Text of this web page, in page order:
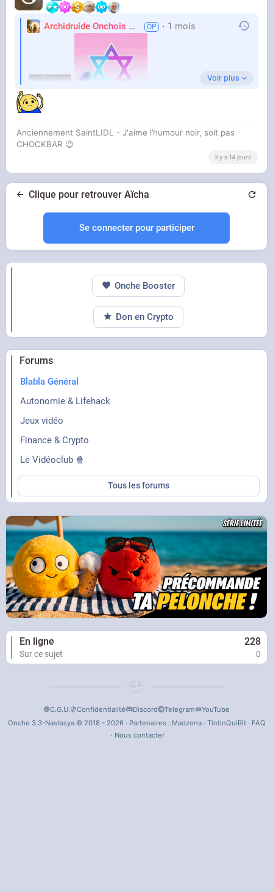
Archidruide Onchois
🍀️🌩️🐻️James1 mois
Voir plus
Anciennement SaintLIDL - J'aime l’humour noir, soit pas
CHOCKBAR 😉️
il y a 14 jours
Clique pour retrouver Aïcha
Se connecter pour participer
Forums
Blabla Général
Autonomie & Lifehack
Jeux vidéo
Finance & Crypto
Le Vidéoclub 🍿
Tous les forums
En ligne 228
Sur ce sujet 0
Onche Booster
Don en Crypto
C.G.U. Confidentialité Discord Telegram
YouTube
Onche 3.3-Nastasya © 2018 - 2026 · Partenaires : Madzona· TintinQuiRit· FAQ
· Nous contacter